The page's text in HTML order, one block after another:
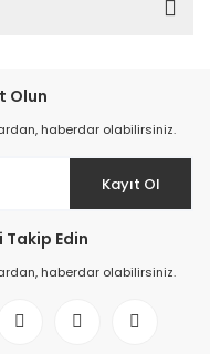
Olun
haberdar olabilirsiniz.
Kayıt Ol
Edin
haberdar olabilirsiniz.